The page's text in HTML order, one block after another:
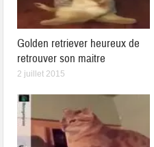
Golden retriever heureux de
retrouver son maitre
2 juillet 2015